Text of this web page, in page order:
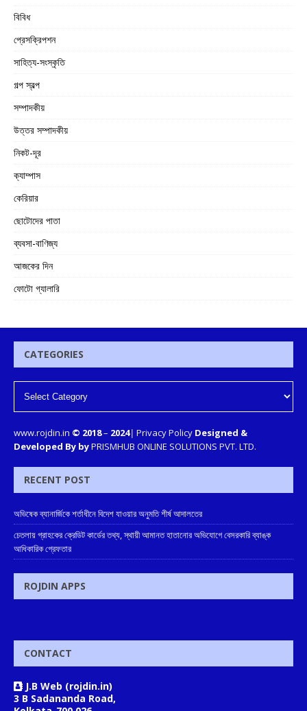
বিবিধ
প্রেসক্রিপশন
সাহিত্য-সংস্কৃতি
গল্প স্বল্প
সম্পাদকীয়
উত্তর সম্পাদকীয়
নিকট-দূর
ক্যাম্পাস
কেরিয়ার
ছোটোদের পাতা
ব্যবসা-বাণিজ্য
আজকের দিন
ফোটো গ্যালারি
CATEGORIES
www.rojdin.in © 2018– 2024| Privacy Policy Designed &
Developed By byPRISMHUB ONLINE SOLUTIONS PVT. LTD.
RECENT POST
অভিষেক ব্যানার্জিকে শর্তাধীনে বিদেশ যাওয়ার অনুমতি শীর্ষ আদালতের
চেতলায় গ্রাহকের ক্রেডিট কার্ডের তথ্য, স্থায়ী আমানত হাতানোর অভিযোগে বেসরকারি ব্যাঙ্ক
আধিকারিক গ্রেফতার
ROJDIN APPS
CONTACT
J.B Web (rojdin.in)
3 B Sadananda Road,